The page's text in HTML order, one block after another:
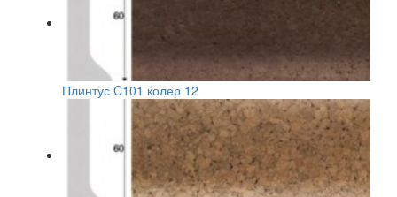
Плинтус C101 колер 12